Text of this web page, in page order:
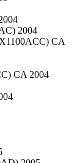
2004
CA
CA 2004